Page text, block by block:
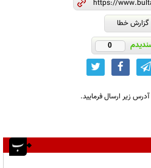
گزارش خطا
0
زیر ارسال فرمایید.